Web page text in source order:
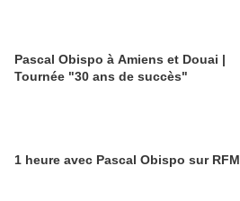
Pascal Obispo à Amiens et Douai |
Tournée "30 ans de succès"
1 heure avec Pascal Obispo sur RFM